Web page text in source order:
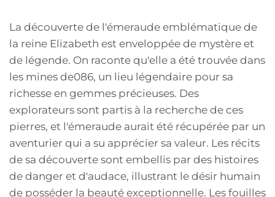
La découverte de l'émeraude emblématique de
la reine Elizabeth est enveloppée de mystère et
de légende. On raconte qu'elle a été trouvée dans
les mines de086, un lieu légendaire pour sa
richesse en gemmes précieuses. Des
explorateurs sont partis à la recherche de ces
pierres, et l'émeraude aurait été récupérée par un
aventurier qui a su apprécier sa valeur. Les récits
de sa découverte sont embellis par des histoires
de danger et d'audace, illustrant le désir humain
de posséder la beauté exceptionnelle. Les fouilles